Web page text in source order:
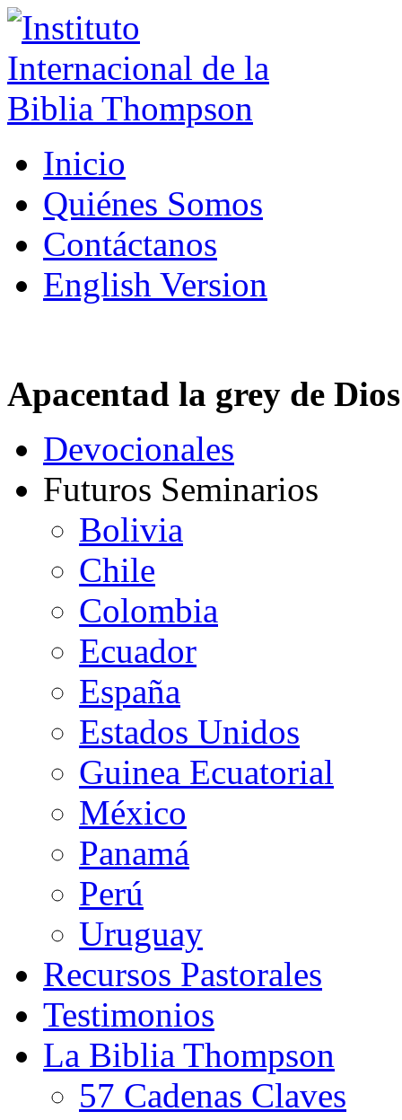
Inicio
Quiénes Somos
Contáctanos
English Version
Apacentad la grey de
Devocionales
Futuros Seminarios
Bolivia
Chile
Colombia
Ecuador
España
Estados Unidos
Guinea Ecuatorial
México
Panamá
Perú
Uruguay
Recursos Pastorales
Testimonios
La Biblia Thompson
57 Cadenas Claves